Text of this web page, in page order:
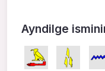
Ayndilge